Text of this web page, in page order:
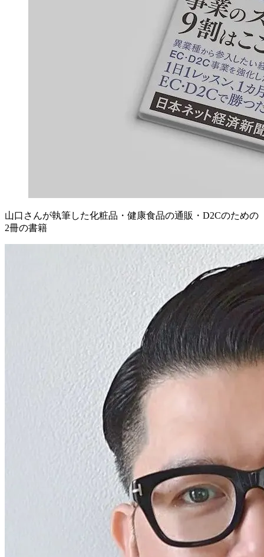
山口さんが執筆した化粧品・健康食品の通販・D2Cのための
2冊の書籍